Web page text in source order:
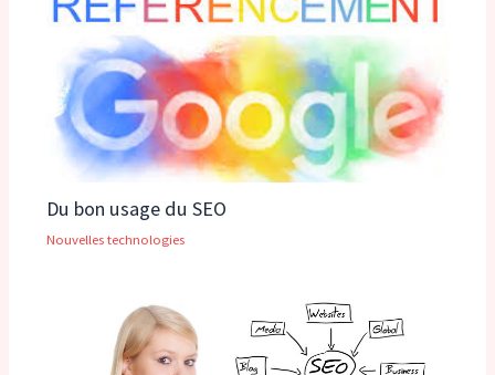
Du bon usage du SEO
Nouvelles technologies